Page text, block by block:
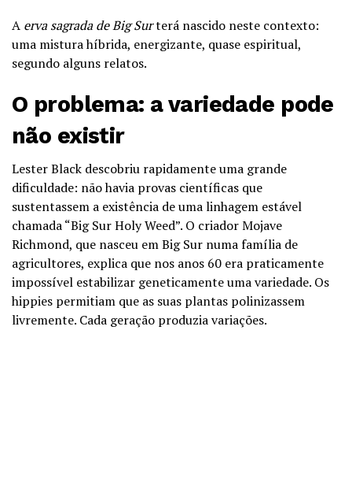
A erva sagrada de Big Surterá nascido neste contexto:
uma mistura híbrida, energizante, quase espiritual,
segundo alguns relatos.
O problema: a variedade pode
não existir
Lester Black descobriu rapidamente uma grande
dificuldade: não havia provas científicas que
sustentassem a existência de uma linhagem estável
chamada “Big Sur Holy Weed”. O criador Mojave
Richmond, que nasceu em Big Sur numa família de
agricultores, explica que nos anos 60 era praticamente
impossível estabilizar geneticamente uma variedade. Os
hippies permitiam que as suas plantas polinizassem
livremente. Cada geração produzia variações.